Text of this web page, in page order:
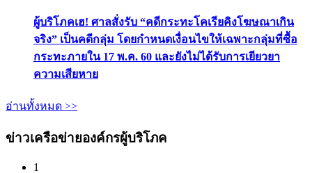
ผู้บริโภคเฮ! ศาลสั่งรับ “คดีกระทะโคเรียคิงโฆษณาเกิน
จริง” เป็นคดีกลุ่ม โดยกำหนดเงื่อนไขให้เฉพาะกลุ่มที่ซื้อ
กระทะภายใน 17 พ.ค. 60 และยังไม่ได้รับการเยียวยา
ความเสียหาย
อ่านทั้งหมด >>
ข่าวเครือข่ายองค์กรผู้บริโภค
1